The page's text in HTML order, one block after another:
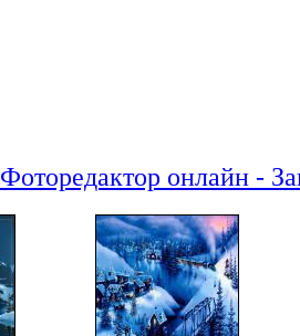
Фоторедактор онлайн -